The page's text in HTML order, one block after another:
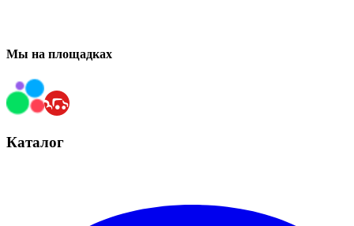
Мы на площадках
Каталог